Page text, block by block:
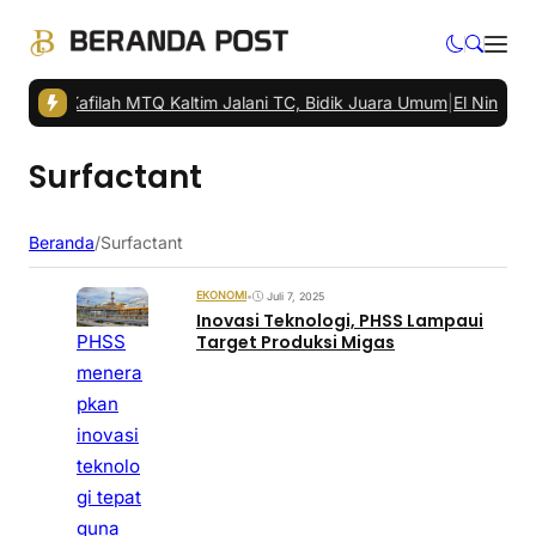
|Kafilah MTQ Kaltim Jalani TC, Bidik Juara Umum|El Nino
Surfactant
Beranda/Surfactant
PHSS
menera
pkan
inovasi
teknolo
gi tepat
guna
EKONOMI• Juli 7, 2025
Inovasi Teknologi, PHSS Lampaui
Target Produksi Migas